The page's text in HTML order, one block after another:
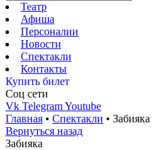
Театр
Афиша
Персоналии
Новости
Спектакли
Контакты
Купить билет
Соц cети
Vk TelegramYoutube
Главная • Спектакли • Забияка
Вернуться назад
Забияка